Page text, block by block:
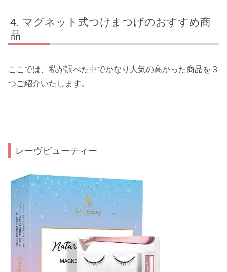
マグネット式つけまつげのおすすめ商
品
ここでは、私が調べた中でかなり人気の高かった商品を３
つご紹介いたします。
レーヴビューティー